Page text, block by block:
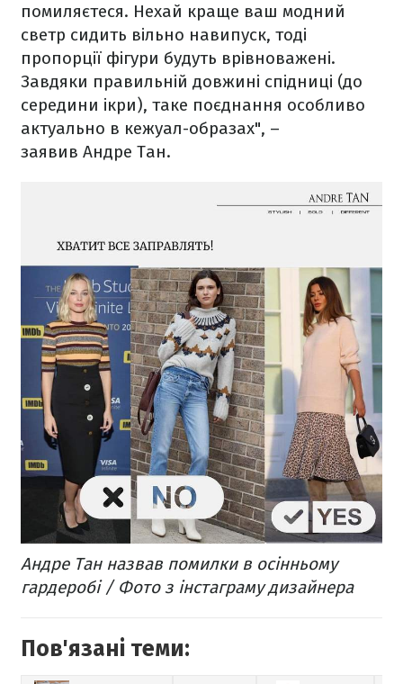
помиляєтеся. Нехай краще ваш модний
светр сидить вільно навипуск, тоді
пропорції фігури будуть врівноважені.
Завдяки правильній довжині спідниці (до
середини ікри), таке поєднання особливо
актуально в кежуал-образах", –
заявив Андре Тан.
Андре Тан назвав помилки в осінньому
гардеробі / Фото з інстаграму дизайнера
Пов'язані теми: